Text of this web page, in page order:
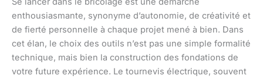
enthousiasmante, synonyme d’autonomie, de créativité et
de fierté personnelle à chaque projet mené à bien. Dans
cet élan, le choix des outils n’est pas une simple formalité
technique, mais bien la construction des fondations de
votre future expérience. Le tournevis électrique, souvent